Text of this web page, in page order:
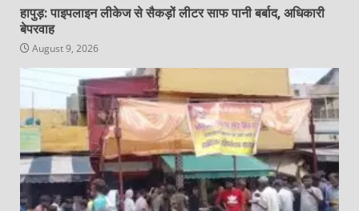
हापुड़: पाइपलाइन लीकेज से सैकड़ों लीटर साफ पानी बर्बाद, अधिकारी
बेपरवाह
August 9, 2026